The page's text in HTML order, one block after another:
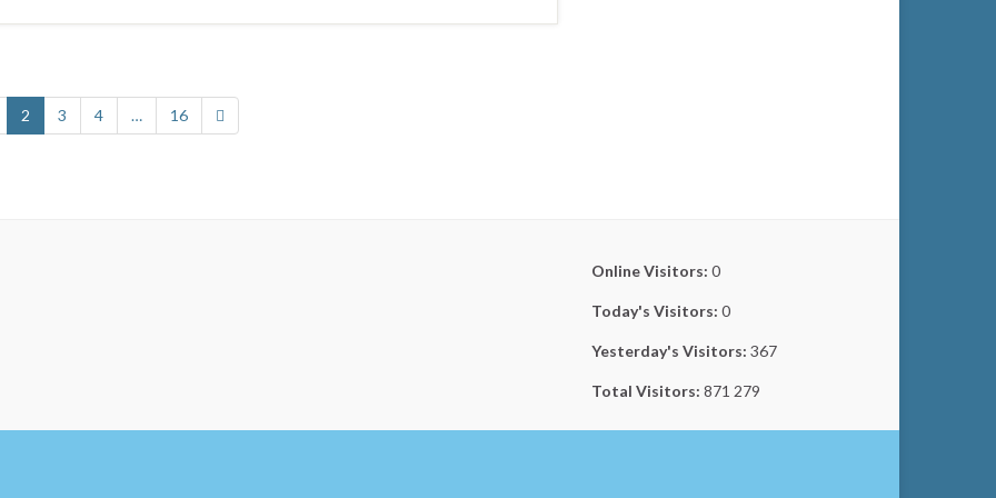
2 3 4 … 16
Online Visitors: 0
Today's Visitors: 0
Yesterday's Visitors: 367
Total Visitors: 871 279